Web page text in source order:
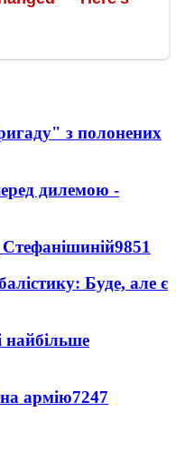
з полонених
дилемою -
Стефанішиній9851
Буде, але є
найбільше
армію7247